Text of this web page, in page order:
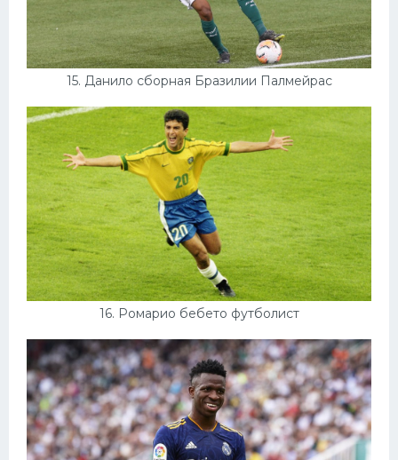
15. Данило сборная Бразилии Палмейрас
16. Ромарио бебето футболист